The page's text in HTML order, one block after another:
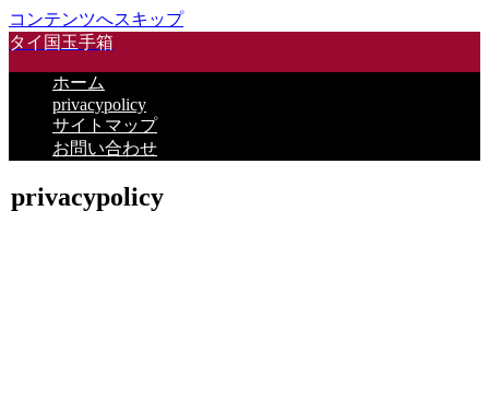
コンテンツへスキップ
タイ国玉手箱
ホーム
privacypolicy
サイトマップ
お問い合わせ
privacypolicy